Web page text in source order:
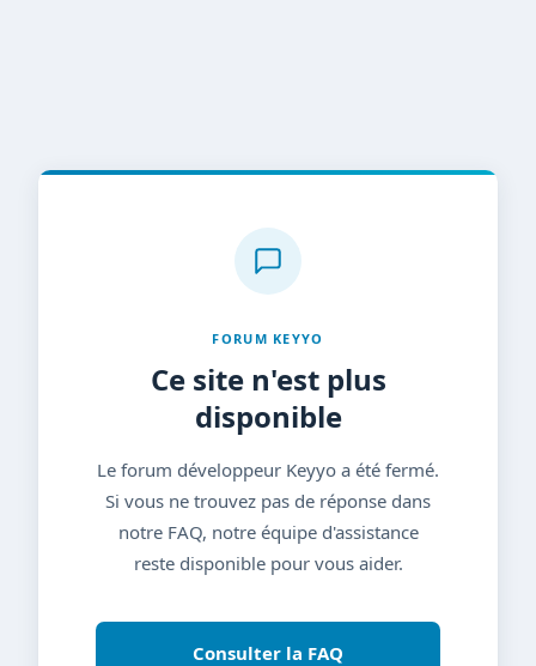
FORUM KEYYO
Ce site n'est plus
disponible
Le forum développeur Keyyo a été fermé.
Si vous ne trouvez pas de réponse dans
notre FAQ, notre équipe d'assistance
reste disponible pour vous aider.
Consulter la FAQ